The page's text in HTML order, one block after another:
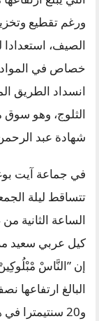
ورغم تقطيع
الصيف، استعدادا
خصاص في المواد
انسداد الطريق
الثلوج، وهو سوق
شهادة عبد
في جماعة آيت
تتساقط ليلة
الساعة الثانية
كيل عربي سعيد
إن ”النَّاسْ
البالغ ارتفاعها
و20 سنتيمترا